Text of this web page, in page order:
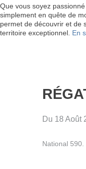
Que vous soyez
simplement en quête de
permet de découvrir et de
territoire exceptionnel. En
Du 18 Août
National 590.